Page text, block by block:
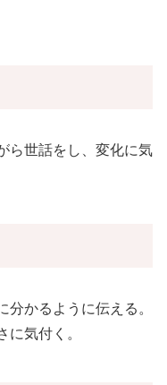
ら世話をし、変化に気
分かるように伝える。
に気付く。